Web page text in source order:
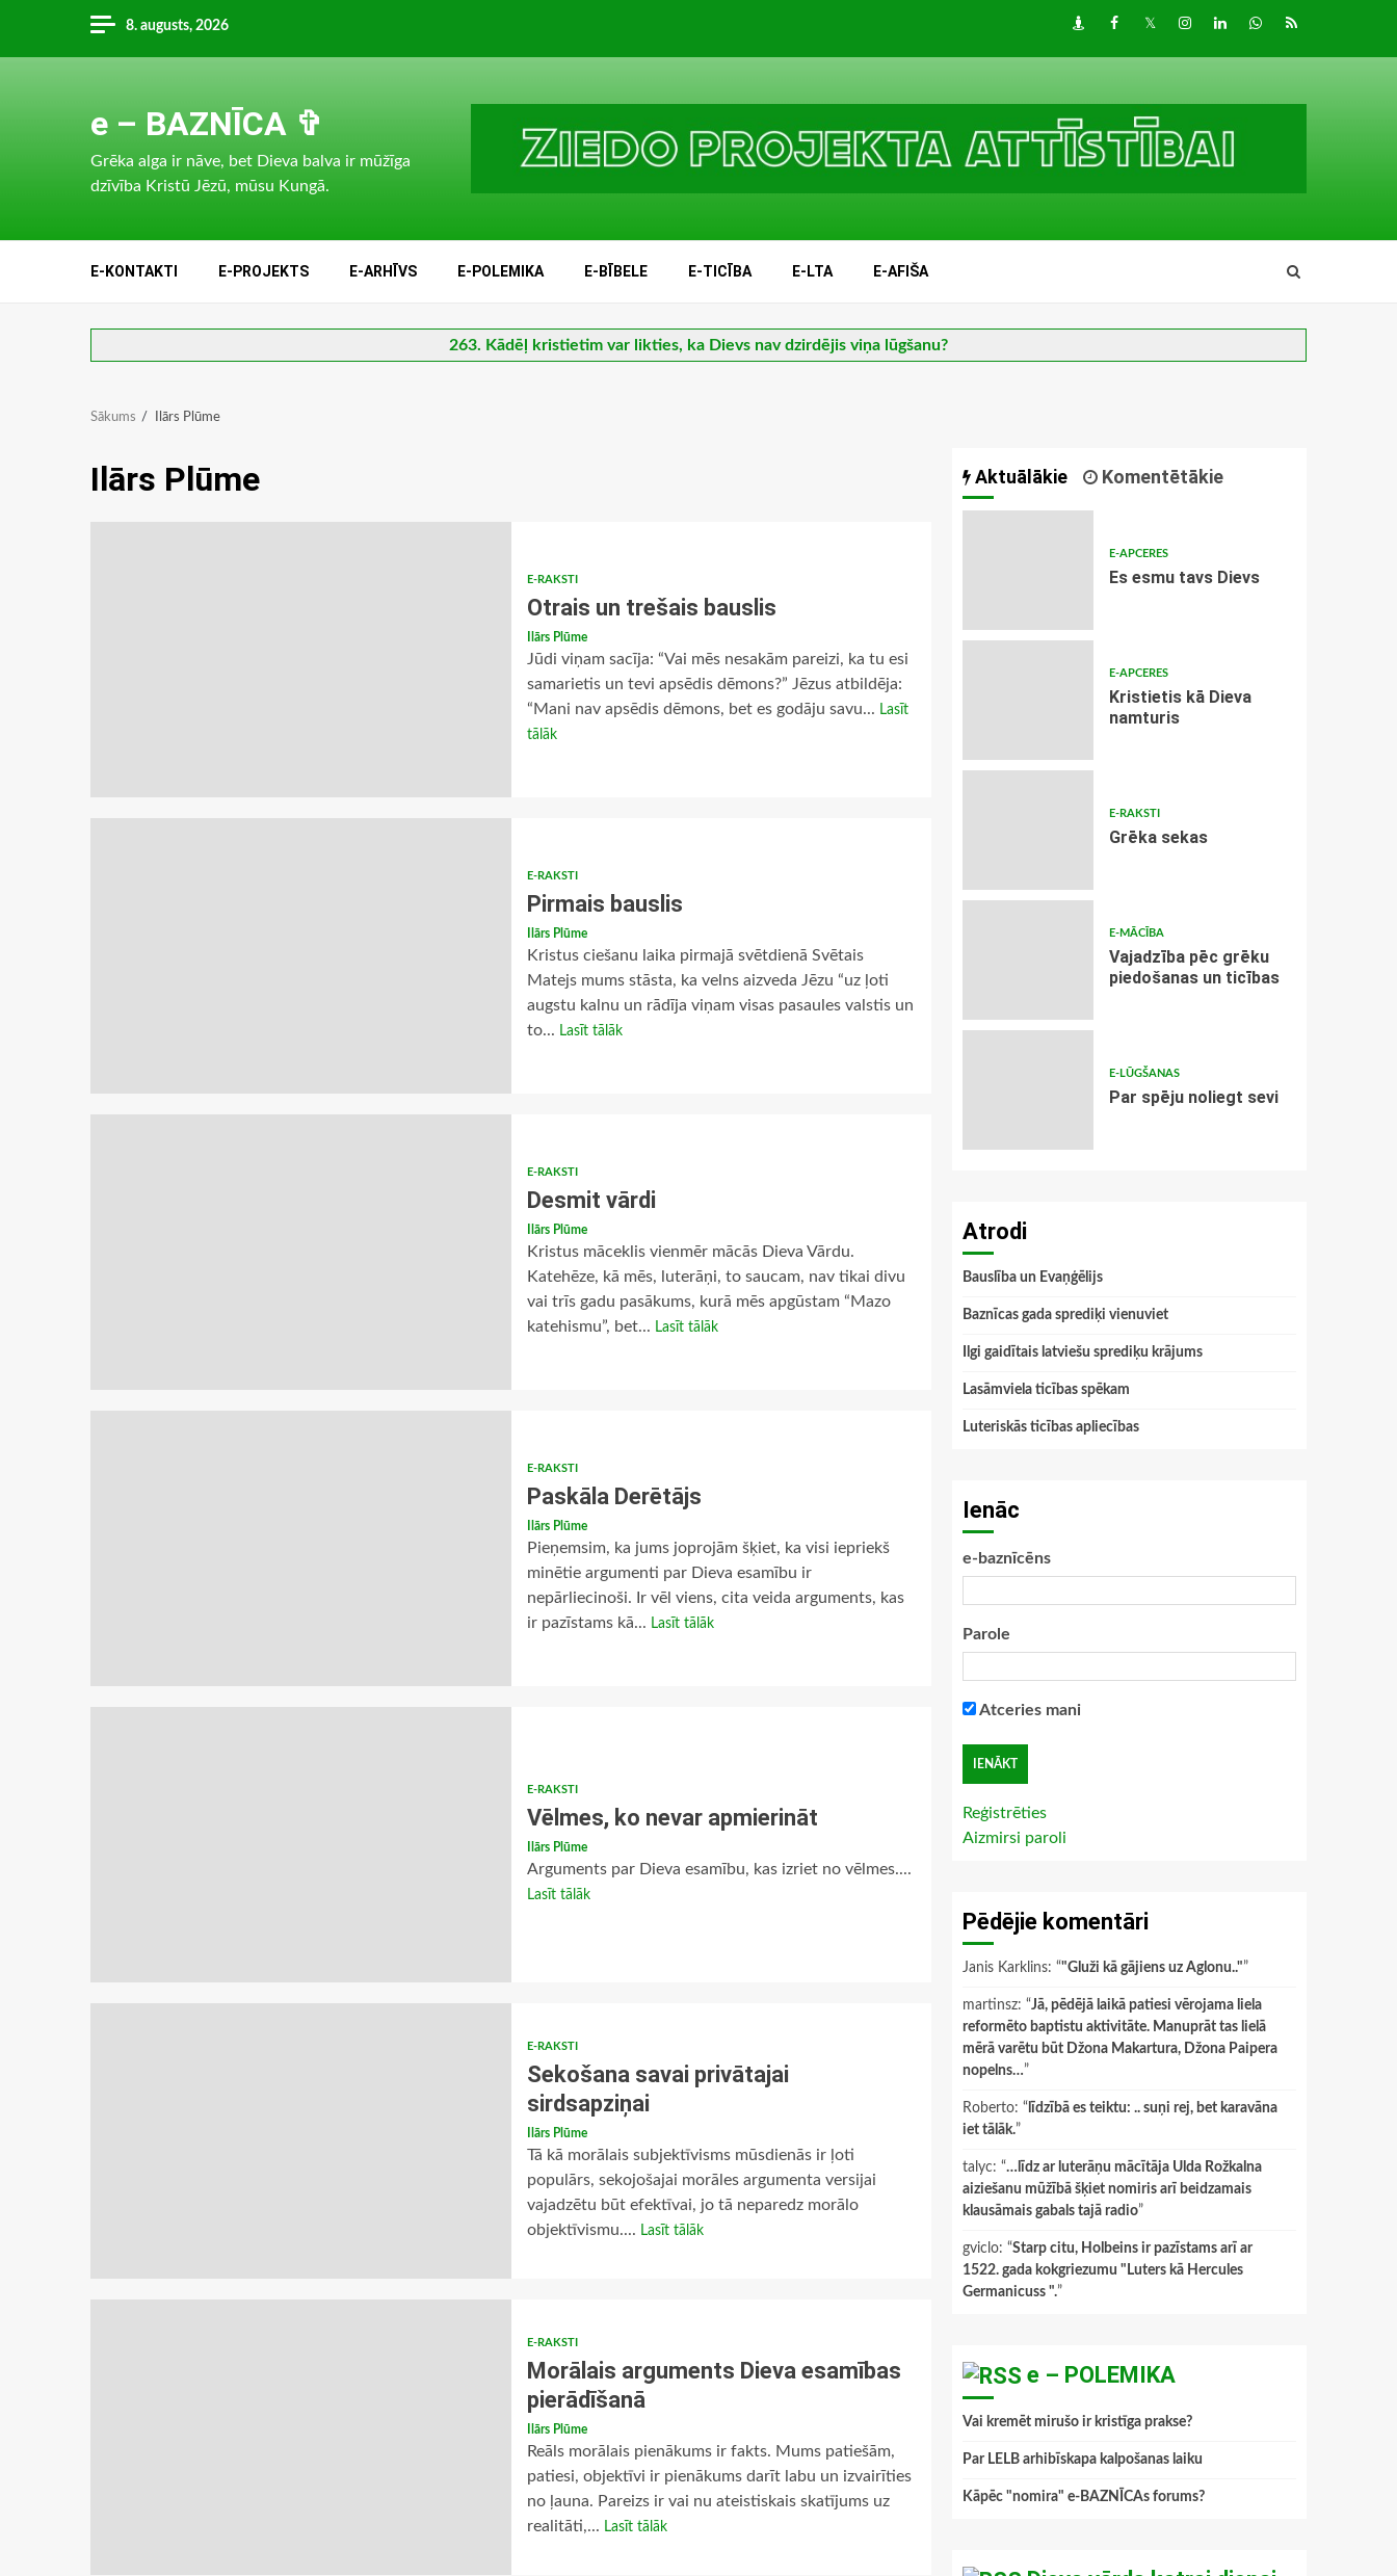
content
8. augusts, 2026 DraugiemFacebook
TwitterInstagram
LinkedInwhatsapp
RSS
e – BAZNĪCA ✞
Grēka alga ir nāve, bet Dieva balva ir mūžīga
dzīvība Kristū Jēzū, mūsu Kungā.
E-KONTAKTI E-PROJEKTS E-ARHĪVS E-POLEMIKA E-BĪBELE E-TICĪBA E-LTA E-AFIŠA
263. Kādēļ kristietim var likties, ka Dievs nav dzirdējis viņa lūgšanu?
Sākums Ilārs Plūme
Ilārs Plūme
E-RAKSTI
Otrais un trešais bauslis
Ilārs Plūme
Jūdi viņam sacīja: “Vai mēs nesakām pareizi, ka tu esi
samarietis un tevi apsēdis dēmons?” Jēzus atbildēja:
“Mani nav apsēdis dēmons, bet es godāju savu... Lasīt
tālāk
E-RAKSTI
Pirmais bauslis
Ilārs Plūme
Kristus ciešanu laika pirmajā svētdienā Svētais
Matejs mums stāsta, ka velns aizveda Jēzu “uz ļoti
augstu kalnu un rādīja viņam visas pasaules valstis un
to... Lasīt tālāk
E-RAKSTI
Desmit vārdi
Ilārs Plūme
Kristus māceklis vienmēr mācās Dieva Vārdu.
Katehēze, kā mēs, luterāņi, to saucam, nav tikai divu
vai trīs gadu pasākums, kurā mēs apgūstam “Mazo
katehismu”, bet... Lasīt tālāk
E-RAKSTI
Paskāla Derētājs
Ilārs Plūme
Pieņemsim, ka jums joprojām šķiet, ka visi iepriekš
minētie argumenti par Dieva esamību ir
nepārliecinoši. Ir vēl viens, cita veida arguments, kas
ir pazīstams kā... Lasīt tālāk
E-RAKSTI
Vēlmes, ko nevar apmierināt
Ilārs Plūme
Arguments par Dieva esamību, kas izriet no vēlmes....
Lasīt tālāk
E-RAKSTI
Sekošana savai privātajai
sirdsapziņai
Ilārs Plūme
Tā kā morālais subjektīvisms mūsdienās ir ļoti
populārs, sekojošajai morāles argumenta versijai
vajadzētu būt efektīvai, jo tā neparedz morālo
objektīvismu.... Lasīt tālāk
E-RAKSTI
Morālais arguments Dieva esamības
pierādīšanā
Ilārs Plūme
Reāls morālais pienākums ir fakts. Mums patiešām,
patiesi, objektīvi ir pienākums darīt labu un izvairīties
no ļauna. Pareizs ir vai nu ateistiskais skatījums uz
realitāti,... Lasīt tālāk
Aktuālākie Komentētākie
E-APCERES
Es esmu tavs Dievs
E-APCERES
Kristietis kā Dieva
namturis
E-RAKSTI
Grēka sekas
E-MĀCĪBA
Vajadzība pēc grēku
piedošanas un ticības
E-LŪGŠANAS
Par spēju noliegt sevi
Atrodi
Bauslība un Evaņģēlijs
Baznīcas gada sprediķi vienuviet
Ilgi gaidītais latviešu sprediķu krājums
Lasāmviela ticības spēkam
Luteriskās ticības apliecības
Ienāc
e-baznīcēns
Parole
Atceries mani
Reģistrēties
Aizmirsi paroli
Pēdējie komentāri
Janis Karklins: “"Gluži kā gājiens uz Aglonu.."”
martinsz: “Jā, pēdējā laikā patiesi vērojama liela
reformēto baptistu aktivitāte. Manuprāt tas lielā
mērā varētu būt Džona Makartura, Džona Paipera
nopelns…”
Roberto: “ līdzībā es teiktu: .. suņi rej, bet karavāna
iet tālāk.”
talyc: “…līdz ar luterāņu mācītāja Ulda Rožkalna
aiziešanu mūžībā šķiet nomiris arī beidzamais
klausāmais gabals tajā radio”
gviclo: “Starp citu, Holbeins ir pazīstams arī ar
1522. gada kokgriezumu "Luters kā Hercules
Germanicuss ".”
e – POLEMIKA
Vai kremēt mirušo ir kristīga prakse?
Par LELB arhibīskapa kalpošanas laiku
Kāpēc "nomira" e-BAZNĪCAs forums?